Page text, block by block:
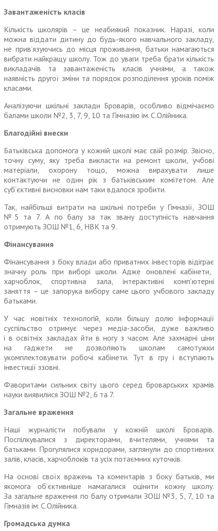
Завантаженість класів
Кількість школярів – це неабиякий показник. Наразі, коли
можна віддати дитину до будь-якого навчального закладу,
не прив’язуючись до місця проживання, батьки намагаються
вибрати найкращу школу. Тож до уваги треба брати кількість
викладачів та завантаженість класів учнями, а також
наявність другої зміни та порядок розподілення уроків поміж
класами.
Аналізуючи шкільні заклади Броварів, особливо відмічаємо
балами школи №2, 3, 7, 9, 10 та Гімназію ім. С.Олійника.
Благодійні внески
Батьківська допомога у кожній школі має свій розмір. Звісно,
точну суму, яку треба викласти на ремонт школи, учбові
матеріали, охорону тощо, можна вирахувати лише
контактуючине один рік з батьківським комітетом. Але
суб’єктивні висновки нам таки вдалося зробити.
Так, найбільші витрати на шкільні потреби у Гімназії, ЗОШ
№5 та 7. А по балу за так звану доступність навчання
отримують ЗОШ №1, 6, НВК та 9.
Фінансування
Фінансування з боку влади або приватних інвесторів відіграє
значну роль при виборі школи. Адже оновлені кабінети,
харчоблок, спортивна зала, інтерактивні комп’ютерні
заняття – це запорука вибору саме цього учбового закладу
батьками.
У час новітніх технологій, коли більшу долю інформації
суспільство отримує через медіа-засоби, дуже важливо
і в освітніх закладах йти в ногу з часом. Але захмарні ціни
на гаджети не дозволяють школам самотужки
укомплектовувати робочі кабінети. Тут в гру і вступають
інвестиції ззовні.
Фаворитами сильних світу цього серед броварських храмів
науки виявилися ЗОШ №2, 6 та 7.
Загальне враження
Наші журналісти побували у кожній школі Броварів.
Поспілкувалися з директорами, вчителями, учнями та
батьками. Прогулялися коридорами, заглянули до спортивних
залів, класів, харчоблоків та усіх потаємних куточків.
На основі своїх вражень та коментарів з боку батьків, ми
якомога об’єктивніше намагалися оцінити кожну школу.
За загальневраження по балу отримали ЗОШ №3, 5, 7, 10 та
Гімназія ім. С.Олійника.
Громадська думка